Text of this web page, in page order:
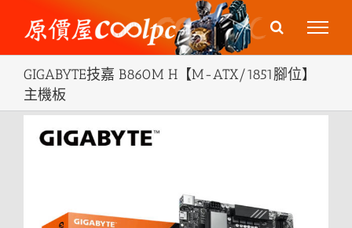
content
GIGABYTE技嘉 B860M H【M-ATX/1851腳位】
主機板
Larger